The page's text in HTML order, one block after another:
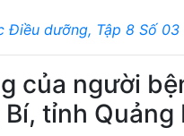
Điều dưỡng, Tập 8 Số
của người
tỉnh